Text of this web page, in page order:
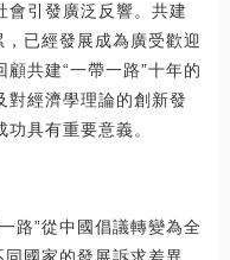
會引發廣泛反響。共建
已經發展成為廣受歡迎
共建“一帶一路”十年的
對經濟學理論的創新發
具有重要意義。
路”從中國倡議轉變為全